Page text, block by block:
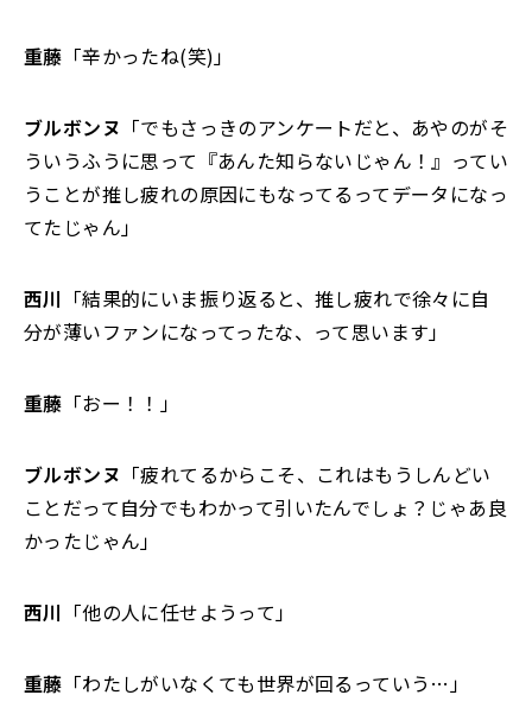
重藤 「辛かったね(笑)」
ブルボンヌ 「でもさっきのアンケートだと、あやのがそ
ういうふうに思って『あんた知らないじゃん！』ってい
うことが推し疲れの原因にもなってるってデータになっ
てたじゃん」
西川 「結果的にいま振り返ると、推し疲れで徐々に自
分が薄いファンになってったな、って思います」
重藤 「おー！！」
ブルボンヌ 「疲れてるからこそ、これはもうしんどい
ことだって自分でもわかって引いたんでしょ？じゃあ良
かったじゃん」
西川 「他の人に任せようって」
重藤 「わたしがいなくても世界が回るっていう…」